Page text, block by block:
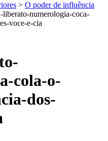
> O poder de influência
liberato-numerologia-coca-
voce-e-cia
cola-o-
dos-